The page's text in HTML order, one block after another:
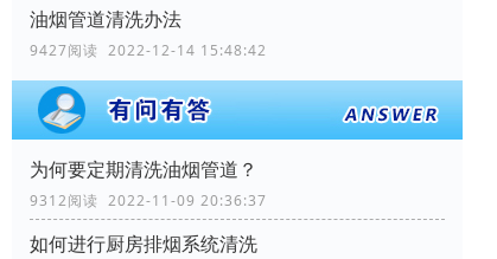
油烟管道清洗办法
9427阅读 2022-12-14 15:48:42
为何要定期清洗油烟管道？
9312阅读 2022-11-09 20:36:37
如何进行厨房排烟系统清洗